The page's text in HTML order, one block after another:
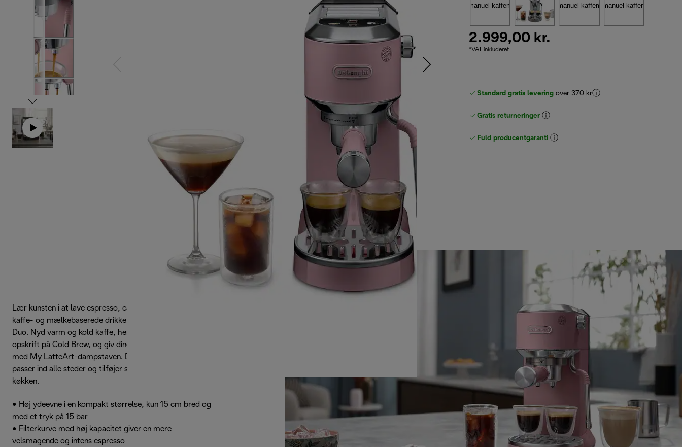
2.999,00 kr.
*VAT inkluderet
Standard gratis levering over 370 kr
Gratis returneringer
Fuld producentgaranti
Lær kunsten i at lave espresso, cappuccino og endnu flere
kaffe- og mælkebaserede drikke derhjemme med Dedica
Duo. Nyd varm og kold kaffe, herunder den eksklusive
opskrift på Cold Brew, og giv dine drikke et barista-touch
med My LatteArt-dampstaven. Denne kompakte maskine
passer ind alle steder og tilføjer smuk, italiensk stil til dit
køkken.
• Høj ydeevne i en kompakt størrelse, kun 15 cm bred og
med et tryk på 15 bar
• Filterkurve med høj kapacitet giver en mere
velsmagende og intens espresso